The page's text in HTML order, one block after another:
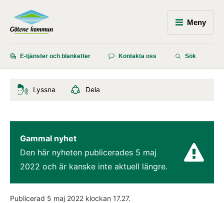
Meny
E-tjänster och blanketter Kontakta oss Sök
Lyssna Dela
Gammal nyhet
Den här nyheten publicerades 5 maj
2022 och är kanske inte aktuell längre.
Publicerad 5 maj 2022 klockan 17.27.